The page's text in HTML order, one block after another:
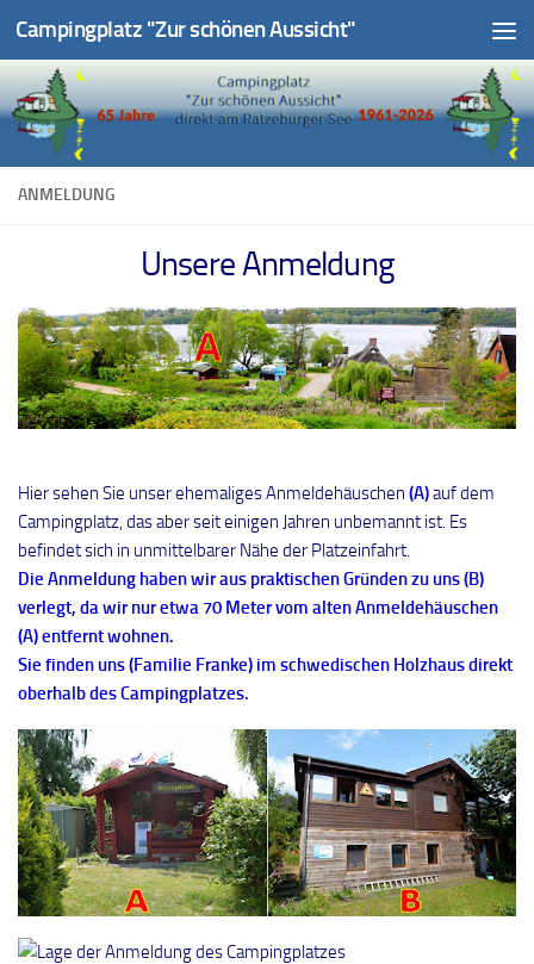
Unter dem Inhalt
Campingplatz "Zur schönen Aussicht"
ANMELDUNG
Unsere Anmeldung
Hier sehen Sie unser ehemaliges Anmeldehäuschen (A)auf dem
Campingplatz, das aber seit einigen Jahren unbemannt ist. Es
befindet sich in unmittelbarer Nähe der Platzeinfahrt.
Die Anmeldung haben wir aus praktischen Gründen zu uns (B)
verlegt, da wir nur etwa 70 Meter vom alten Anmeldehäuschen
(A) entfernt wohnen.
Sie finden uns (Familie Franke) im schwedischen Holzhaus direkt
oberhalb des Campingplatzes.